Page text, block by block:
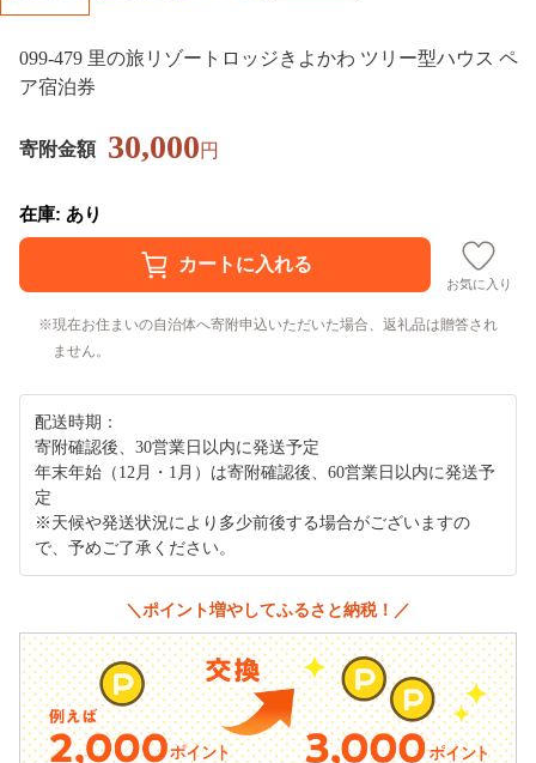
099-479 里の旅リゾートロッジきよかわ ツリー型ハウス ペ
ア宿泊券
寄附金額 30,000円
在庫: あり
お気に入り
現在お住まいの自治体へ寄附申込いただいた場合、返礼品は贈答され
ません。
配送時期：
寄附確認後、30営業日以内に発送予定
年末年始（12月・1月）は寄附確認後、60営業日以内に発送予
定
※天候や発送状況により多少前後する場合がございますの
で、予めご了承ください。
＼ポイント増やしてふるさと納税！／